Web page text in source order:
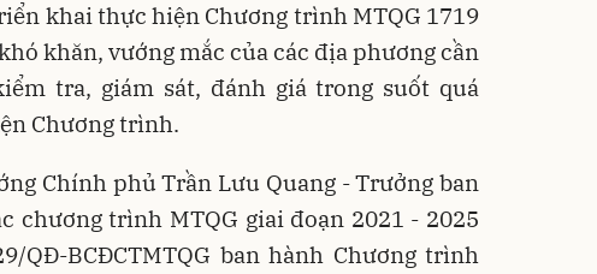
khai thực hiện Chương trình MTQG 1719
khăn, vướng mắc của các địa phương cần
tra, giám sát, đánh giá trong suốt quá
Chương trình.
Chính phủ Trần Lưu Quang - Trưởng ban
chương trình MTQG giai đoạn 2021 - 2025
QĐ-BCĐCTMTQG ban hành Chương trình